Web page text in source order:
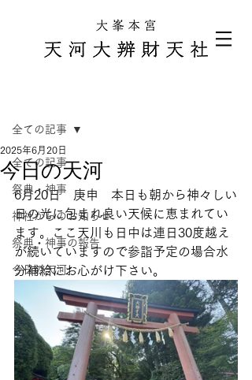
全ての記事
祭典・神事
神社からのお知らせ
祭典・神事の報告
今日の天河
全ての記事
今日の天河
2025年6月20日
6月20日　庚申　本日も朝から神々しい
日の光に包まれ良い天候に恵まれてい
ます。ここ天川も日中は連日30度越え
が続いていますので参詣予定の場合水
分補給にお心がけ下さい。